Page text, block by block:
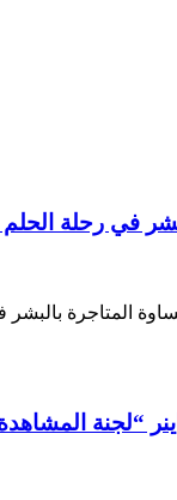
في رحلة الحلم
المتاجرة
“لجنة